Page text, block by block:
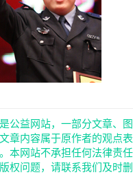
公益网站，一部分文章、
章内容属于原作者的观点
本网站不承担任何法律责
权问题，请联系我们及时